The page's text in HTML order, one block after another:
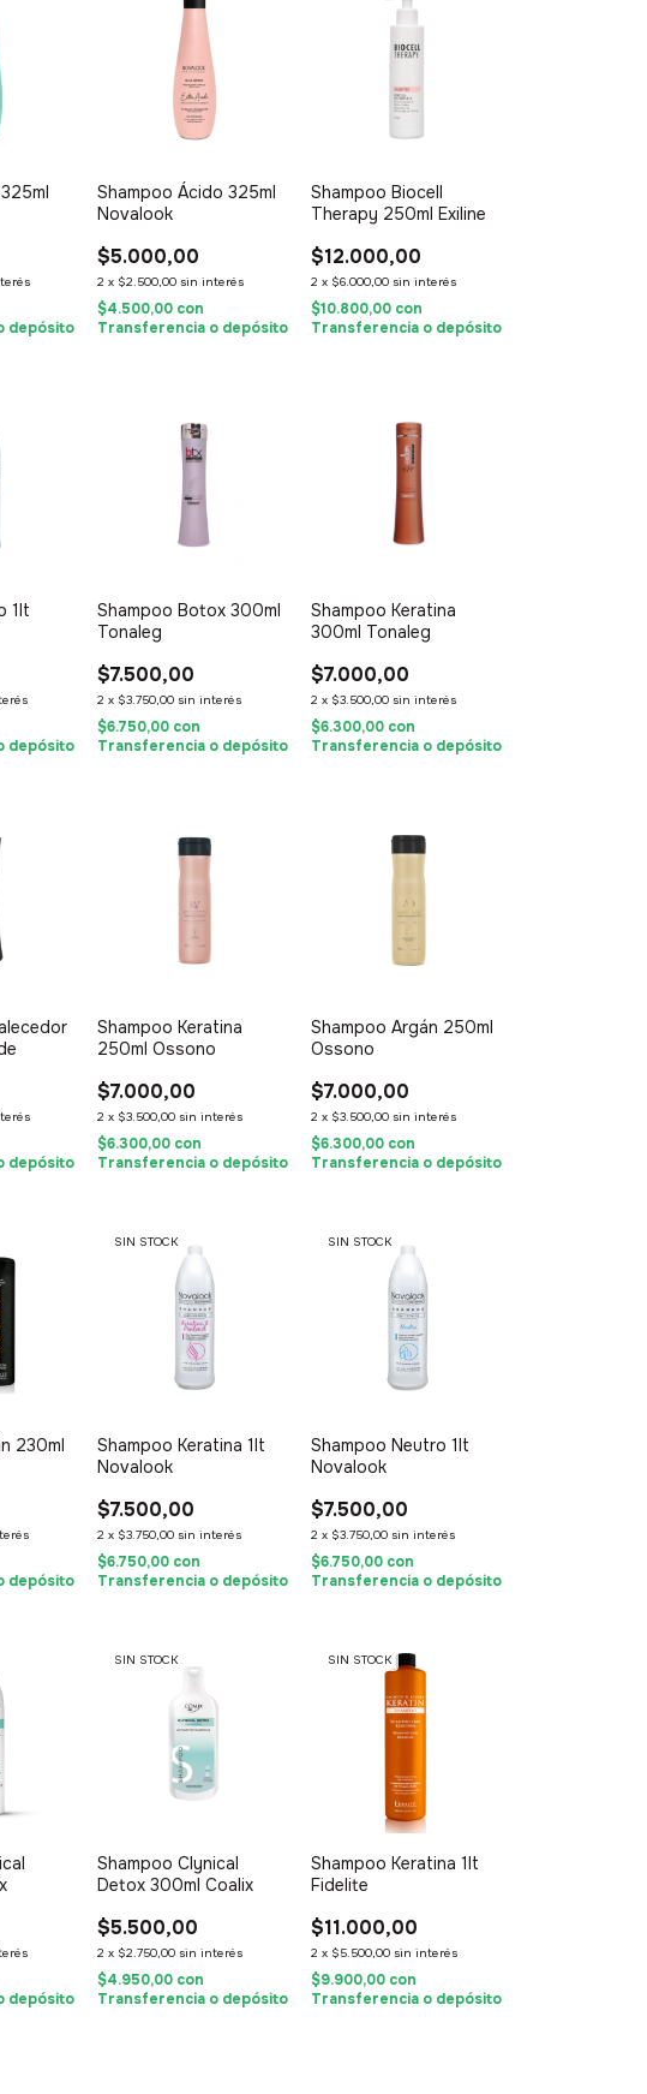
depósito
Shampoo Ácido 325ml
Novalook
$5.000,00
2 x $2.500,00 sin interés
$4.500,00 con
Transferencia o depósito
Shampoo Biocell
Therapy 250ml Exiline
$12.000,00
2 x $6.000,00 sin interés
$10.800,00 con
Transferencia o depósito
1lt
depósito
Shampoo Botox 300ml
Tonaleg
$7.500,00
2 x $3.750,00 sin interés
$6.750,00 con
Transferencia o depósito
Shampoo Keratina
300ml Tonaleg
$7.000,00
2 x $3.500,00 sin interés
$6.300,00 con
Transferencia o depósito
depósito
Shampoo Keratina
250ml Ossono
$7.000,00
2 x $3.500,00 sin interés
$6.300,00 con
Transferencia o depósito
Shampoo Argán 250ml
Ossono
$7.000,00
2 x $3.500,00 sin interés
$6.300,00 con
Transferencia o depósito
230ml
depósito
SIN STOCK
Shampoo Keratina 1lt
Novalook
$7.500,00
2 x $3.750,00 sin interés
$6.750,00 con
Transferencia o depósito
SIN STOCK
Shampoo Neutro 1lt
Novalook
$7.500,00
2 x $3.750,00 sin interés
$6.750,00 con
Transferencia o depósito
depósito
SIN STOCK
Shampoo Clynical
Detox 300ml Coalix
$5.500,00
2 x $2.750,00 sin interés
$4.950,00 con
Transferencia o depósito
SIN STOCK
Shampoo Keratina 1lt
Fidelite
$11.000,00
2 x $5.500,00 sin interés
$9.900,00 con
Transferencia o depósito